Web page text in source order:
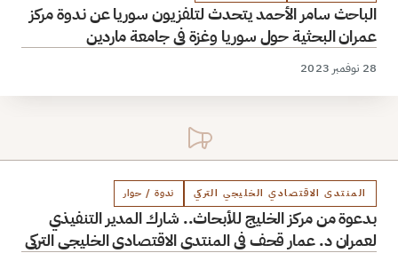
الباحث سامر الأحمد يتحدث لتلفزيون سوريا عن ندوة مركز
عمران البحثية حول سوريا وغزة في جامعة ماردين
28 نوفمبر 2023
المنتدى الاقتصادي الخليجي التركي ندوة / حوار
بدعوة من مركز الخليج للأبحاث.. شارك المدير التنفيذي
لعمران د. عمار قحف في المنتدى الاقتصادي الخليجي التركي